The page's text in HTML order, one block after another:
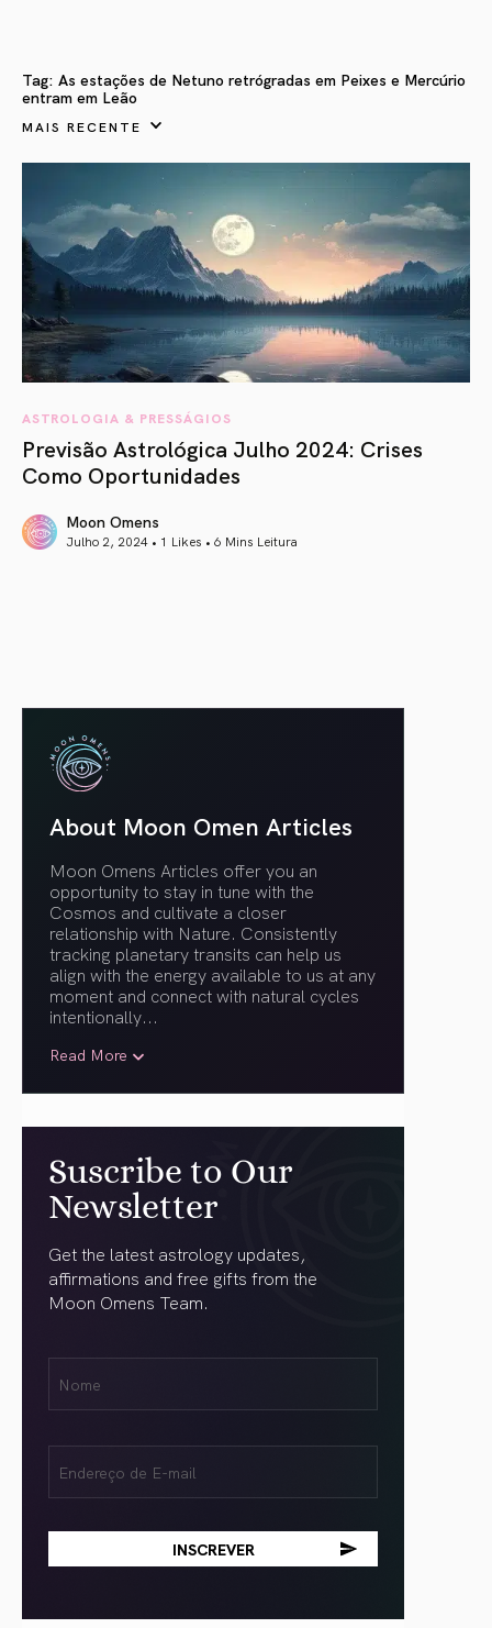
Tag: As estações de Netuno retrógradas em Peixes e Mercúrio
entram em Leão
MAIS RECENTE
ASTROLOGIA & PRESSÁGIOS
Previsão Astrológica Julho 2024: Crises
Como Oportunidades
Moon Omens
Julho 2, 2024 • 1 Likes • 6 Mins Leitura
About Moon Omen Articles
Moon Omens Articles offer you an
opportunity to stay in tune with the
Cosmos and cultivate a closer
relationship with Nature. Consistently
tracking planetary transits can help us
align with the energy available to us at any
moment and connect with natural cycles
intentionally...
Read More
Suscribe to Our
Newsletter
Get the latest astrology updates,
affirmations and free gifts from the
Moon Omens Team.
(obrigatório)
(obrigatório)